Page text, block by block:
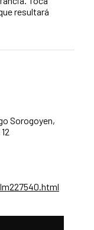
resultará
Sorogoyen,